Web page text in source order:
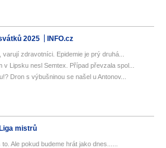
2025 INFO.cz
zdravotníci. Epidemie je prý druhá...
Lipsku nesl Semtex. Případ převzala spol...
Dron s výbušninou se našel u Antonov...
mistrů
Ale pokud budeme hrát jako dnes......